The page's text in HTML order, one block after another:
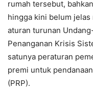
rumah tersebut,
hingga kini belum
aturan turunan
Penanganan Krisis
satunya peraturan
premi untuk
(PRP).